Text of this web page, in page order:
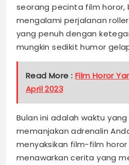
seorang pecinta film horor,
mengalami perjalanan
yang penuh dengan
mungkin sedikit humor
Read More : Film Horor
April 2023
Bulan ini adalah waktu
memanjakan adrenalin
menyaksikan film-film
menawarkan cerita yang